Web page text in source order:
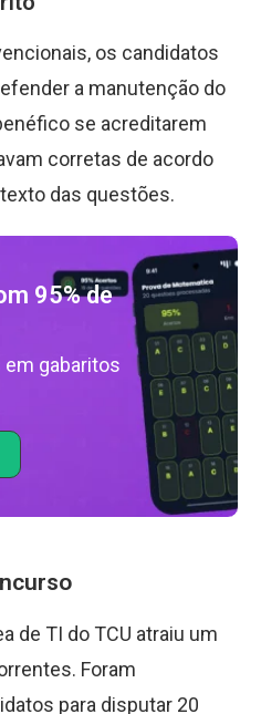
os candidatos
a manutenção do
se acreditarem
corretas de acordo
das questões.
95% de
gabaritos
de TI do TCU atraiu um
Foram
para disputar 20